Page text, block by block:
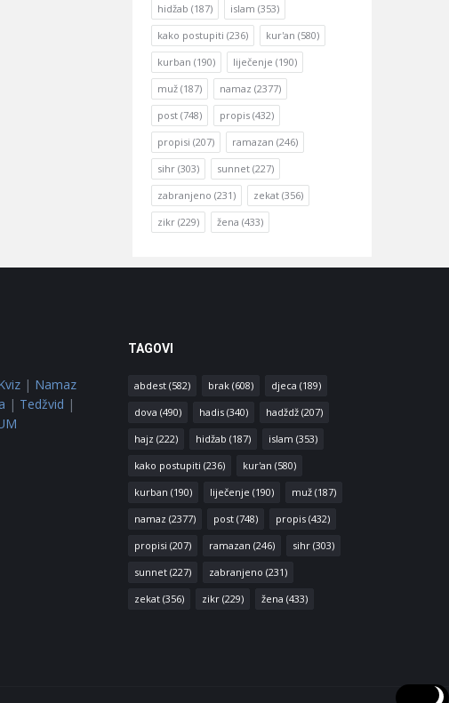
hidžab (187) islam (353)
kako postupiti (236) kur'an (580)
kurban (190) liječenje (190)
muž (187) namaz (2377)
post (748) propis (432)
propisi (207) ramazan (246)
sihr (303) sunnet (227)
zabranjeno (231) zekat (356)
zikr (229) žena (433)
| Namaz
| Tedžvid |
TAGOVI
abdest(582) brak(608) djeca (189)
dova (490) hadis(340) hadždž(207)
hajz (222) hidžab (187) islam (353)
kako postupiti (236) kur'an (580)
kurban (190) liječenje (190) muž(187)
namaz (2377) post(748) propis(432)
propisi (207) ramazan (246) sihr(303)
sunnet(227) zabranjeno (231)
zekat(356) zikr(229) žena (433)